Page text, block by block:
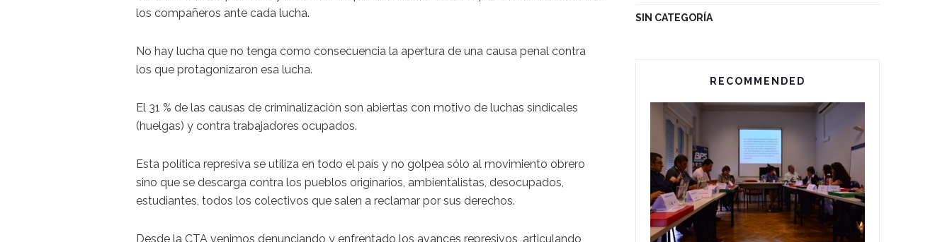
los compañeros ante cada lucha.
No hay lucha que no tenga como consecuencia la apertura de una causa penal contra
los que protagonizaron esa lucha.
El 31 % de las causas de criminalización son abiertas con motivo de luchas sindicales
(huelgas) y contra trabajadores ocupados.
Esta política represiva se utiliza en todo el país y no golpea sólo al movimiento obrero
sino que se descarga contra los pueblos originarios, ambientalistas, desocupados,
estudiantes, todos los colectivos que salen a reclamar por sus derechos.
Desde la CTA venimos denunciando y enfrentado los avances represivos, articulando
SIN CATEGORÍA
RECOMMENDED